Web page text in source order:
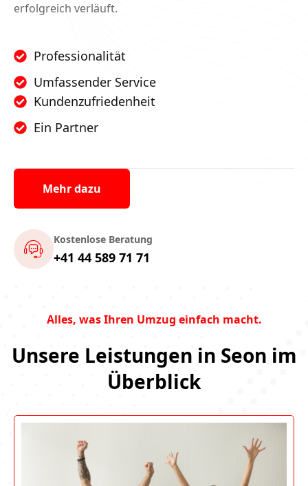
erfolgreich verläuft.
Professionalität
Umfassender Service
Kundenzufriedenheit
Ein Partner
Mehr dazu
Kostenlose Beratung
+41 44 589 71 71
Alles, was Ihren Umzug einfach macht.
Unsere Leistungen in Seon im
Überblick